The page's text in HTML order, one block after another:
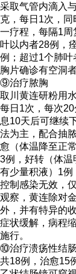
采取气管内滴入
克，每日1次，
一疗程，每隔1
叶以内者28例，
例；超过1个肺
胸片确诊有空洞
⑨治疗脓胸
取川黄连研粉用
每日1次，每次
息10天后可继续
法为主，配合抽
愈（体温降至正
3例，好转（体
有少量积液）1例
控制感染无效，
观察，黄连除对
外，并有特异的
症状缓解，病程
施行。
⑩治疗溃疡性结
共18例，治愈15